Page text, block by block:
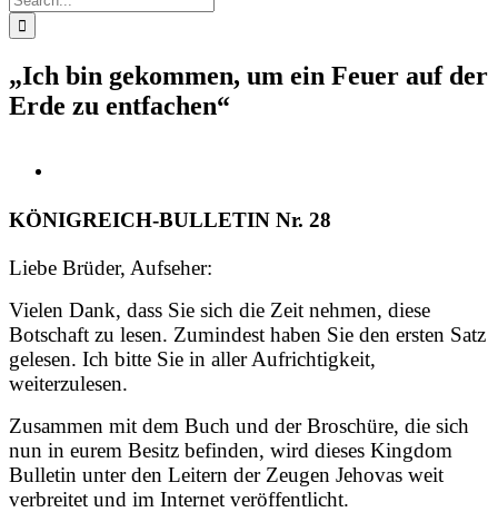
for:
„Ich bin gekommen, um ein Feuer auf der
Erde zu entfachen“
Image
KÖNIGREICH-BULLETIN Nr. 28
Liebe Brüder, Aufseher:
Vielen Dank, dass Sie sich die Zeit nehmen, diese
Botschaft zu lesen. Zumindest haben Sie den ersten Satz
gelesen. Ich bitte Sie in aller Aufrichtigkeit,
weiterzulesen.
Zusammen mit dem Buch und der Broschüre, die sich
nun in eurem Besitz befinden, wird dieses Kingdom
Bulletin unter den Leitern der Zeugen Jehovas weit
verbreitet und im Internet veröffentlicht.